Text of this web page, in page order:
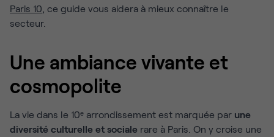
Paris 10, ce guide vous aidera à mieux connaître le
secteur.
Une ambiance vivante et
cosmopolite
La vie dans le 10ᵉ arrondissement est marquée par une
diversité culturelle et sociale rare à Paris. On y croise une